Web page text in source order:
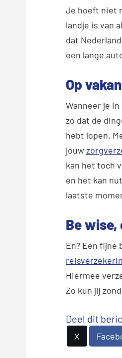
Je hoeft niet
landje is van
dat
een lange
Op
Wanneer je
zo dat de
hebt lopen.
jouw
kan het toch
en het kan
laatste
Be
En? Een fijne
Hiermee
Zo kun jij
Deel dit
X